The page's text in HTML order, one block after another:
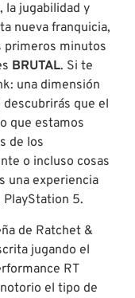
la jugabilidad y
nueva franquicia,
primeros minutos
BRUTAL. Si te
una dimensión
que el
que estamos
de los
o incluso cosas
una experiencia
5.
de Ratchet &
jugando el
RT
el tipo de